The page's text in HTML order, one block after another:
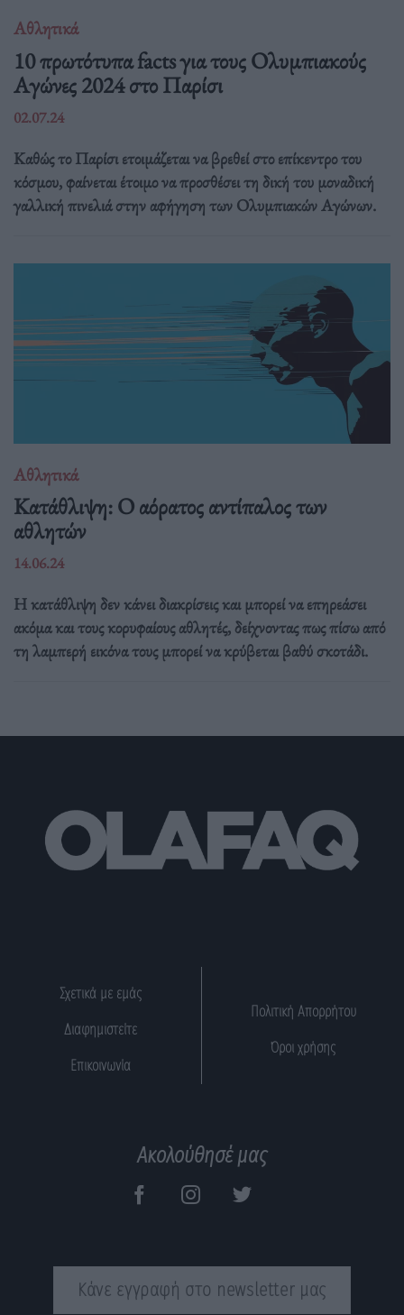
Αθλητικά
10 πρωτότυπα facts για τους Ολυμπιακούς
Αγώνες 2024 στο Παρίσι
02.07.24
Καθώς το Παρίσι ετοιμάζεται να βρεθεί στο επίκεντρο του
κόσμου, φαίνεται έτοιμο να προσθέσει τη δική του μοναδική
γαλλική πινελιά στην αφήγηση των Ολυμπιακών Αγώνων.
Αθλητικά
Κατάθλιψη: Ο αόρατος αντίπαλος των
αθλητών
14.06.24
Η κατάθλιψη δεν κάνει διακρίσεις και μπορεί να επηρεάσει
ακόμα και τους κορυφαίους αθλητές, δείχνοντας πως πίσω από
τη λαμπερή εικόνα τους μπορεί να κρύβεται βαθύ σκοτάδι.
Σχετικά με εμάς
Διαφημιστείτε
Επικοινωνία
Πολιτική Απορρήτου
Όροι χρήσης
Ακολούθησέ μας
Κάνε εγγραφή στο newsletter μας